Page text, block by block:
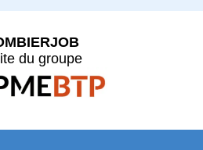
du groupe